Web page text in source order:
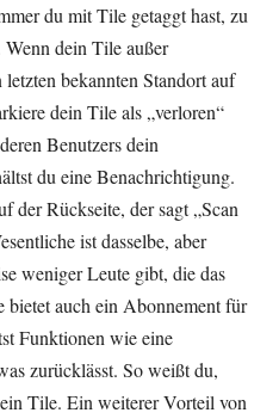
du mit Tile getaggt hast, zu
dein Tile außer
bekannten Standort auf
dein Tile als „verloren“
Benutzers dein
du eine Benachrichtigung.
der Rückseite, der sagt „Scan
ist dasselbe, aber
weniger Leute gibt, die das
auch ein Abonnement für
Funktionen wie eine
zurücklässt. So weißt du,
Tile. Ein weiterer Vorteil von